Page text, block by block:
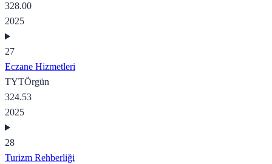
328.00
2025
27
Eczane Hizmetleri
TYTÖrgün
324.53
2025
28
Turizm Rehberliği